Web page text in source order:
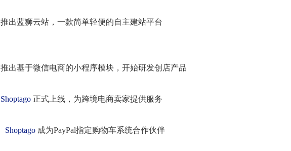
推出蓝狮云站，一款简单轻便的自主建站平台
推出基于微信电商的小程序模块，开始研发创店产品
Shoptago 正式上线，为跨境电商卖家提供服务
Shoptago 成为PayPal指定购物车系统合作伙伴